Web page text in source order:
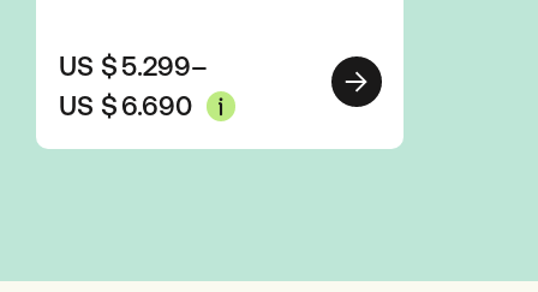
US $5.299–
US $6.690